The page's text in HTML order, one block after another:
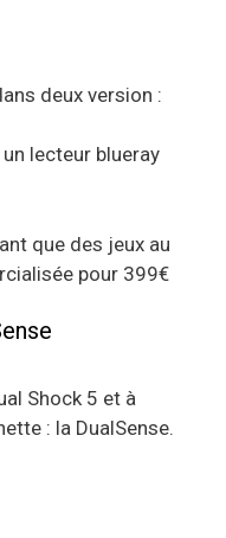
deux version :
lecteur blueray
que des jeux au
pour 399€
Shock 5 et à
: la DualSense.